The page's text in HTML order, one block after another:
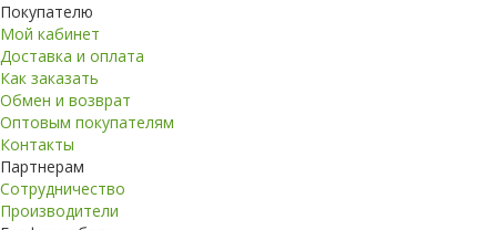
Покупателю
Мой кабинет
Доставка и оплата
Как заказать
Обмен и возврат
Оптовым покупателям
Контакты
Партнерам
Сотрудничество
Производители